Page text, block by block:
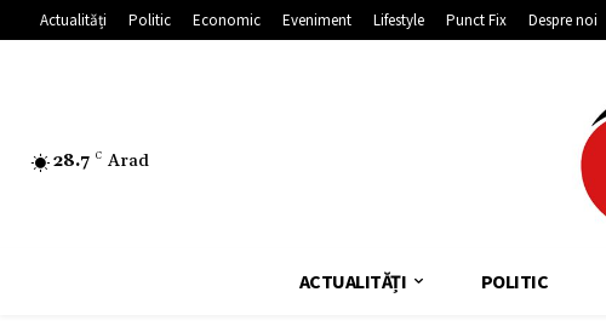
Actualități Politic Economic Eveniment Lifestyle Punct Fix Despre noi
28.7 C Arad
ACTUALITĂȚI POLITIC